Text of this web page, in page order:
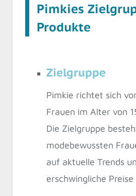
Pimkies
Produkte
Zielgruppe
Pimkie richtet sich
Frauen im Alter von
Die Zielgruppe
modebewussten
auf aktuelle Trends
erschwingliche Preise